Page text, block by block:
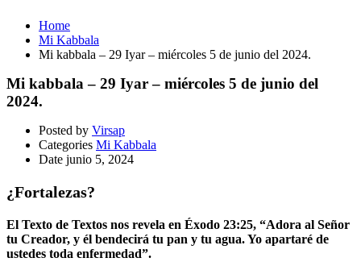
Home
Mi Kabbala
Mi kabbala – 29 Iyar – miércoles 5 de junio del 2024.
Mi kabbala – 29 Iyar – miércoles 5 de junio del
2024.
Posted by Virsap
Categories Mi Kabbala
Date junio 5, 2024
¿Fortalezas?
El Texto de Textos nos revela en Éxodo 23:25, “Adora al Señor
tu Creador, y él bendecirá tu pan y tu agua. Yo apartaré de
ustedes toda enfermedad”.